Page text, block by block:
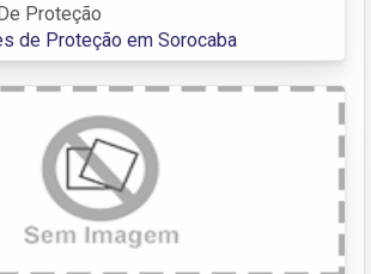
Proteção
de Proteção em Sorocaba